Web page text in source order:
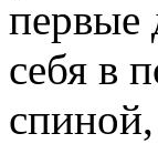
первые
себя в
спиной,